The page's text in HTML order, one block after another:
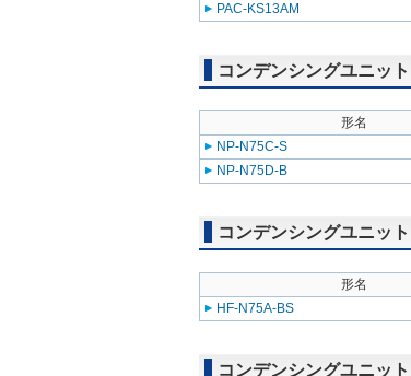
PAC-KS13AM
コンデンシングユニッ
形名
NP-N75C-S
NP-N75D-B
コンデンシングユニッ
形名
HF-N75A-BS
コンデンシングユニッ